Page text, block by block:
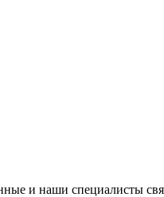
и наши специалисты